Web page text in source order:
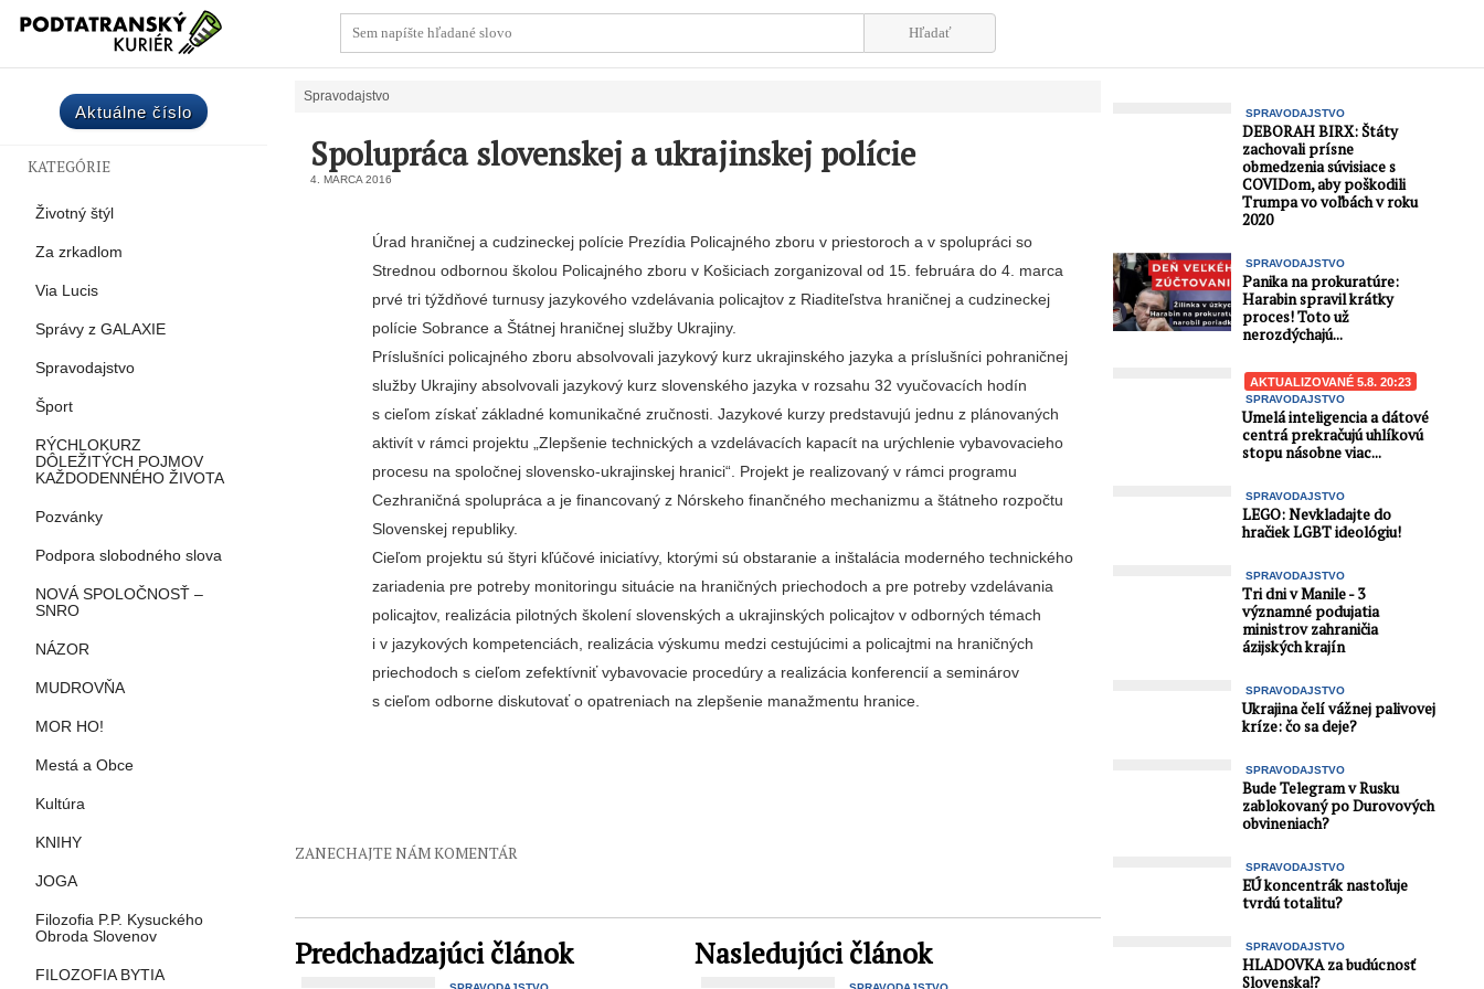
Aktuálne číslo
KATEGÓRIE
Životný štýl
Za zrkadlom
Via Lucis
Správy z GALAXIE
Spravodajstvo
Šport
RÝCHLOKURZ
DÔLEŽITÝCH POJMOV
KAŽDODENNÉHO ŽIVOTA
Pozvánky
Podpora slobodného slova
NOVÁ SPOLOČNOSŤ –
SNRO
NÁZOR
MUDROVŇA
MOR HO!
Mestá a Obce
Kultúra
KNIHY
JOGA
Filozofia P.P. Kysuckého
Obroda Slovenov
FILOZOFIA BYTIA
Spravodajstvo
Spolupráca slovenskej a ukrajinskej polície
4. MARCA 2016
Úrad hraničnej a cudzineckej polície Prezídia Policajného zboru v priestoroch a v spolupráci so
Strednou odbornou školou Policajného zboru v Košiciach zorganizoval od 15. februára do 4. marca
prvé tri týždňové turnusy jazykového vzdelávania policajtov z Riaditeľstva hraničnej a cudzineckej
polície Sobrance a Štátnej hraničnej služby Ukrajiny.
Príslušníci policajného zboru absolvovali jazykový kurz ukrajinského jazyka a príslušníci pohraničnej
služby Ukrajiny absolvovali jazykový kurz slovenského jazyka v rozsahu 32 vyučovacích hodín
s cieľom získať základné komunikačné zručnosti. Jazykové kurzy predstavujú jednu z plánovaných
aktivít v rámci projektu „Zlepšenie technických a vzdelávacích kapacít na urýchlenie vybavovacieho
procesu na spoločnej slovensko-ukrajinskej hranici“. Projekt je realizovaný v rámci programu
Cezhraničná spolupráca a je financovaný z Nórskeho finančného mechanizmu a štátneho rozpočtu
Slovenskej republiky.
Cieľom projektu sú štyri kľúčové iniciatívy, ktorými sú obstaranie a inštalácia moderného technického
zariadenia pre potreby monitoringu situácie na hraničných priechodoch a pre potreby vzdelávania
policajtov, realizácia pilotných školení slovenských a ukrajinských policajtov v odborných témach
i v jazykových kompetenciách, realizácia výskumu medzi cestujúcimi a policajtmi na hraničných
priechodoch s cieľom zefektívniť vybavovacie procedúry a realizácia konferencií a seminárov
s cieľom odborne diskutovať o opatreniach na zlepšenie manažmentu hranice.
ZANECHAJTE NÁM KOMENTÁR
Predchadzajúci článok Nasledujúci článok
SPRAVODAJSTVO
DEBORAH BIRX: Štáty
zachovali prísne
obmedzenia súvisiace s
COVIDom, aby poškodili
Trumpa vo voľbách v roku
2020
SPRAVODAJSTVO
Panika na prokuratúre:
Harabin spravil krátky
proces! Toto už
nerozdýchajú...
AKTUALIZOVANÉ 5.8. 20:23
SPRAVODAJSTVO
Umelá inteligencia a dátové
centrá prekračujú uhlíkovú
stopu násobne viac...
SPRAVODAJSTVO
LEGO: Nevkladajte do
hračiek LGBT ideológiu!
SPRAVODAJSTVO
Tri dni v Manile - 3
významné podujatia
ministrov zahraničia
ázijských krajín
SPRAVODAJSTVO
Ukrajina čelí vážnej palivovej
kríze: čo sa deje?
SPRAVODAJSTVO
Bude Telegram v Rusku
zablokovaný po Durovových
obvineniach?
SPRAVODAJSTVO
EÚ koncentrák nastoľuje
tvrdú totalitu?
SPRAVODAJSTVO
HLADOVKA za budúcnosť
Slovenska⁉️